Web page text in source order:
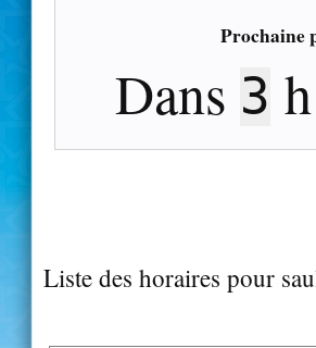
Prochaine
Dans 3 h
Liste des horaires pour